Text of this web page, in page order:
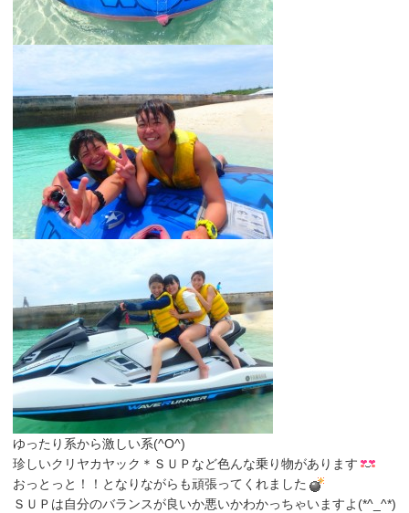
ゆったり系から激しい系(^O^)
珍しいクリヤカヤック＊ＳＵＰなど色んな乗り物があります
おっとっと！！となりながらも頑張ってくれました
ＳＵＰは自分のバランスが良いか悪いかわかっちゃいますよ(*^_^*)